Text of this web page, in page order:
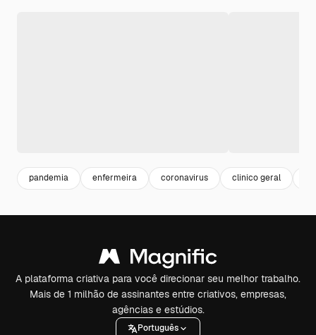
pandemia enfermeira coronavirus clinico geral
A plataforma criativa para você direcionar seu melhor trabalho.
Mais de 1 milhão de assinantes entre criativos, empresas,
agências e estúdios.
Português